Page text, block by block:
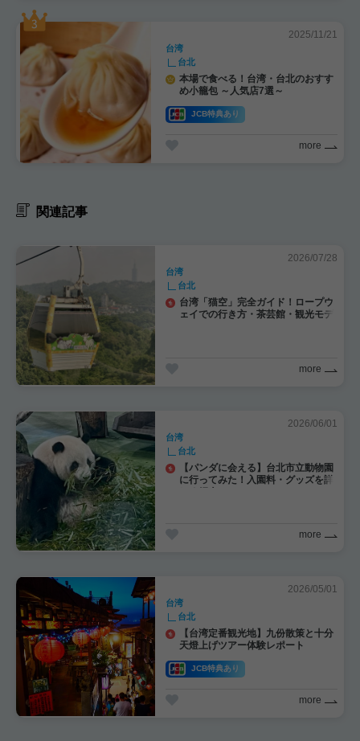
2025/11/21
台湾
台北
本場で食べる！台湾・台北のおすす
め小籠包 ～人気店7選～
JCB特典あり
more
関連記事
2026/07/28
台湾
台北
台湾「猫空」完全ガイド！ロープウ
ェイでの行き方・茶芸館・観光モデ
more
2026/06/01
台湾
台北
【パンダに会える】台北市立動物園
に行ってみた！入園料・グッズを詳
しく紹介
more
2026/05/01
台湾
台北
【台湾定番観光地】九份散策と十分
天燈上げツアー体験レポート
JCB特典あり
more